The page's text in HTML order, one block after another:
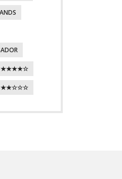
★★★★☆
★★☆☆☆